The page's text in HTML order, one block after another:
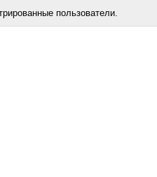
пользователи.